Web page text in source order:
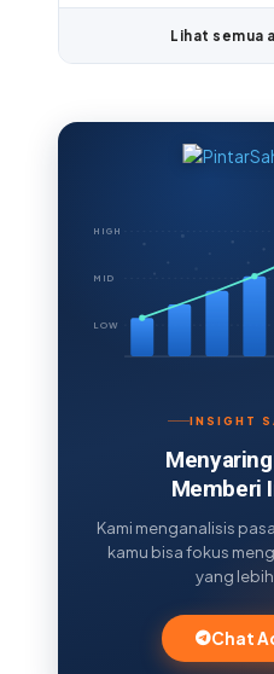
Lihat semua
HIGH
MID
LOW
INSIGHT
Memberi
Kami menganalisis
kamu bisa fokus
yang lebih
Chat